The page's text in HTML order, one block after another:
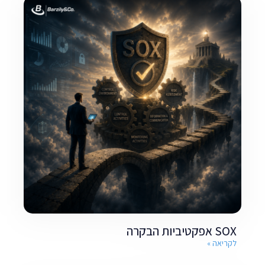
SOX אפקטיביות הבקרה
לקריאה »